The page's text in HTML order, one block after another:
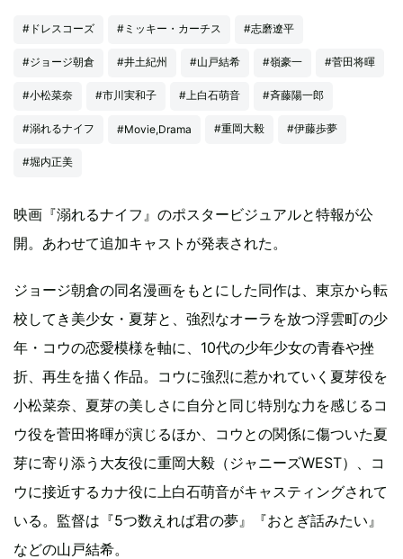
#ドレスコーズ #ミッキー・カーチス #志磨遼平
#ジョージ朝倉 #井土紀州 #山戸結希 #嶺豪一 #菅田将暉
#小松菜奈 #市川実和子 #上白石萌音 #斉藤陽一郎
#溺れるナイフ #Movie,Drama #重岡大毅 #伊藤歩夢
#堀内正美
映画『溺れるナイフ』のポスタービジュアルと特報が公
開。あわせて追加キャストが発表された。
ジョージ朝倉の同名漫画をもとにした同作は、東京から転
校してき美少女・夏芽と、強烈なオーラを放つ浮雲町の少
年・コウの恋愛模様を軸に、10代の少年少女の青春や挫
折、再生を描く作品。コウに強烈に惹かれていく夏芽役を
小松菜奈、夏芽の美しさに自分と同じ特別な力を感じるコ
ウ役を菅田将暉が演じるほか、コウとの関係に傷ついた夏
芽に寄り添う大友役に重岡大毅（ジャニーズWEST）、コ
ウに接近するカナ役に上白石萌音がキャスティングされて
いる。監督は『5つ数えれば君の夢』『おとぎ話みたい』
などの山戸結希。